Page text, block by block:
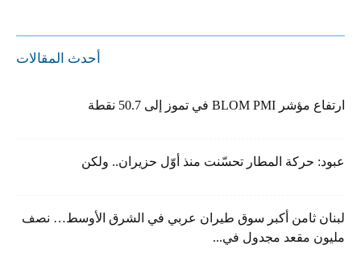
أحدث المقالات
ارتفاع مؤشر BLOM PMI في تموز إلى 50.7 نقطة
عبود: حركة المطار تحسّنت منذ أوّل حزيران.. ولكن
لبنان ثامن أكبر سوق طيران عربي في الشرق الأوسط… نصف
مليون مقعد مجدول في...